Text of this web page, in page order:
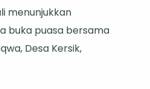
menunjukkan
buka puasa bersama
Desa Kersik,